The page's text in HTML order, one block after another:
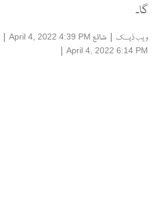
گا۔
ویب ڈیسک | شائع April 4, 2022 4:39 PM
|
April 4, 2022 6:14 PM
|